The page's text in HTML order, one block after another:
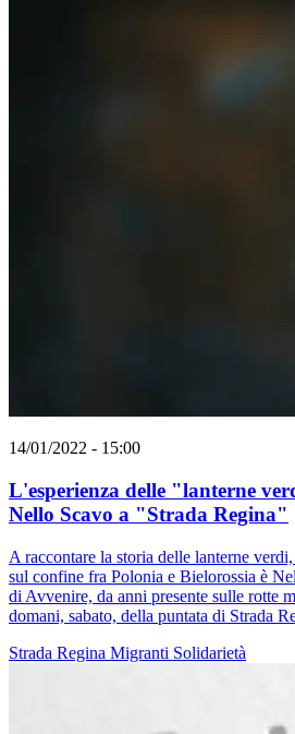
14/01/2022 - 15:00
L'esperienza delle "lanterne
Nello Scavo a "Strada Regina"
A raccontare la storia delle lanterne
sul confine fra Polonia e Bielorossia è
di Avvenire, da anni presente sulle rotte
domani, sabato, della puntata di Strada
Strada Regina Migranti Solidarietà